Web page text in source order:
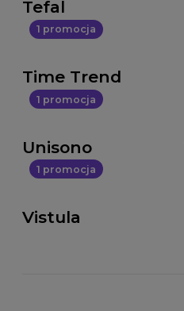
Tefal
1 promocja
Time Trend
1 promocja
Unisono
1 promocja
Vistula